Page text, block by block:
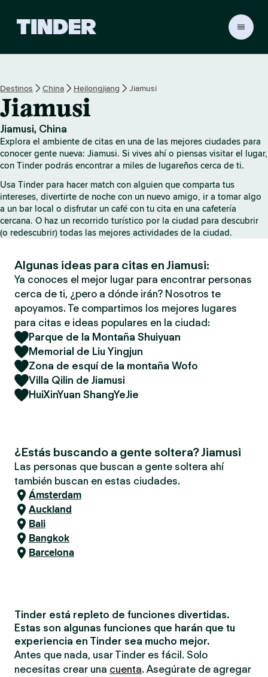
o
i
n
d
r
Destinos China Heilongjiang Jiamusi
Jiamusi
Jiamusi, China
Explora el ambiente de citas en una de las mejores ciudades para
conocer gente nueva: Jiamusi. Si vives ahí o piensas visitar el lugar,
con Tinder podrás encontrar a miles de lugareños cerca de ti.
Usa Tinder para hacer match con alguien que comparta tus
intereses, divertirte de noche con un nuevo amigo, ir a tomar algo
a un bar local o disfrutar un café con tu cita en una cafetería
cercana. O haz un recorrido turístico por la ciudad para descubrir
(o redescubrir) todas las mejores actividades de la ciudad.
Algunas ideas para citas en Jiamusi:
Ya conoces el mejor lugar para encontrar personas
cerca de ti, ¿pero a dónde irán? Nosotros te
apoyamos. Te compartimos los mejores lugares
para citas e ideas populares en la ciudad:
Parque de la Montaña Shuiyuan
Memorial de Liu Yingjun
Zona de esquí de la montaña Wofo
Villa Qilin de Jiamusi
HuiXinYuan ShangYeJie
¿Estás buscando a gente soltera? Jiamusi
Las personas que buscan a gente soltera ahí
también buscan en estas ciudades.
Ámsterdam
Auckland
Bali
Bangkok
Barcelona
Tinder está repleto de funciones divertidas.
Estas son algunas funciones que harán que tu
experiencia en Tinder sea mucho mejor.
Antes que nada, usar Tinder es fácil. Solo
necesitas crear una cuenta. Asegúrate de agregar